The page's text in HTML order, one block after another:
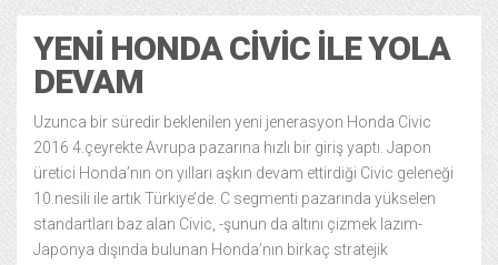
YENI HONDA CIVIC ILE YOLA
DEVAM
Uzunca bir süredir beklenilen yeni jenerasyon Honda Civic
2016 4.çeyrekte Avrupa pazarına hızlı bir giriş yaptı. Japon
üretici Honda’nın on yılları aşkın devam ettirdiği Civic geleneği
10.nesili ile artık Türkiye’de. C segmenti pazarında yükselen
standartları baz alan Civic, -şunun da altını çizmek lazım-
Japonya dışında bulunan Honda’nın birkaç stratejik